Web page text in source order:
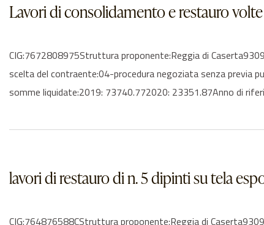
Lavori di consolidamento e restauro
CIG:7672808975Struttura proponente:Reggia di
scelta del contraente:04-procedura negoziata senza
somme liquidate:2019: 73740.772020: 23351.87Anno di
lavori di restauro di n. 5 dipinti su tela
CIG:764876588CStruttura proponente:Reggia di